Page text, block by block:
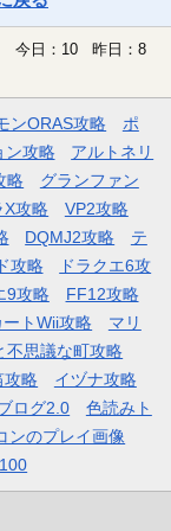
今日：10 昨日：8
ンORAS攻略
ポ
ン攻略
アルトネリ
略
グランファン
X攻略
VP2攻略
DQMJ2攻略
テ
攻略
ドラクエ6攻
9攻略
FF12攻略
トWii攻略
マリ
不思議な町攻略
攻略
イヅナ攻略
ログ2.0
色読みト
ンのプレイ画像